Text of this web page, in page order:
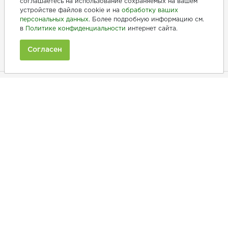
+7 (846) 275-20-10
+7 (902) 375-20-10
соглашаетесь на использование сохраняемых на вашем
устройстве файлов cookie и на обработку ваших
персональных данных. Более подробную информацию см.
в
Политике конфиденциальности интернет сайта.
Согласен